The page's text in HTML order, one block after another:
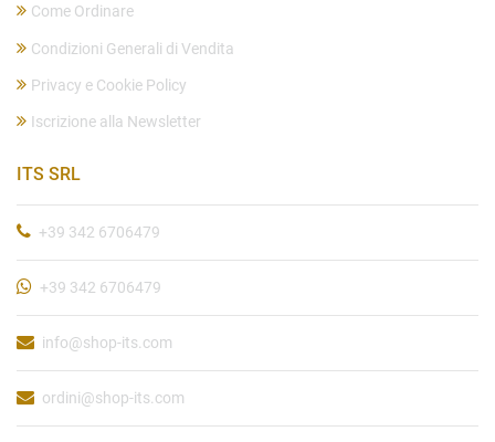
Come Ordinare
Condizioni Generali di Vendita
Privacy e Cookie Policy
Iscrizione alla Newsletter
ITS SRL
+39 342 6706479
+39 342 6706479
info@shop-its.com
ordini@shop-its.com